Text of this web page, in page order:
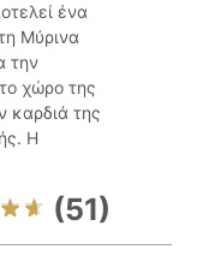
ένα
Μύρινα
την
χώρο της
καρδιά της
Η
(51)